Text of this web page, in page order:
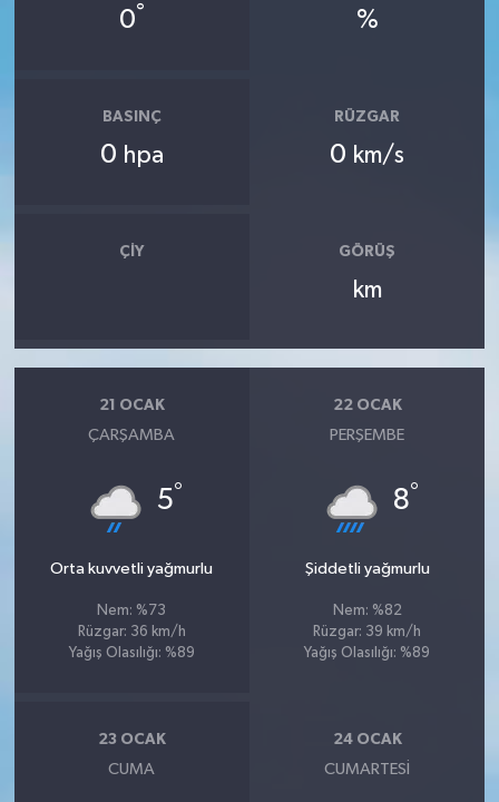
0° %
BASINÇ
0 hpa
RÜZGAR
0 km/s
ÇIY GÖRÜŞ
km
21 OCAK
ÇARŞAMBA
5°
Orta kuvvetli yağmurlu
Nem: %73
Rüzgar: 36 km/h
Yağış Olasılığı: %89
22 OCAK
PERŞEMBE
8°
Şiddetli yağmurlu
Nem: %82
Rüzgar: 39 km/h
Yağış Olasılığı: %89
23 OCAK
CUMA
24 OCAK
CUMARTESI